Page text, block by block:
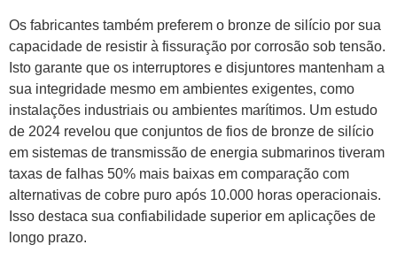
Os fabricantes também preferem o bronze de silício por sua
capacidade de resistir à fissuração por corrosão sob tensão.
Isto garante que os interruptores e disjuntores mantenham a
sua integridade mesmo em ambientes exigentes, como
instalações industriais ou ambientes marítimos. Um estudo
de 2024 revelou que conjuntos de fios de bronze de silício
em sistemas de transmissão de energia submarinos tiveram
taxas de falhas 50% mais baixas em comparação com
alternativas de cobre puro após 10.000 horas operacionais.
Isso destaca sua confiabilidade superior em aplicações de
longo prazo.